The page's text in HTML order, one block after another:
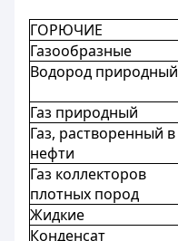
ГОРЮЧИЕ
Газообразные
Водород природный
Газ природный
Газ, растворенный в
нефти
Газ коллекторов
плотных пород
Жидкие
Конденсат